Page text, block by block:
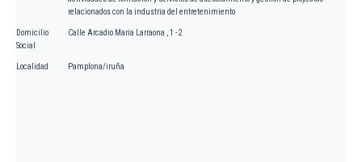
relacionados con la industria del entretenimiento
Domicilio
Social
Calle Arcadio Maria Larraona , 1 - 2
Localidad Pamplona/iruña